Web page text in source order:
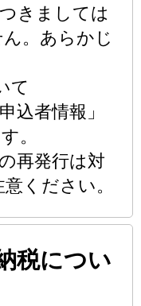
きましては
。あらかじ
て
込者情報」
。
再発行は対
ください。
税につい